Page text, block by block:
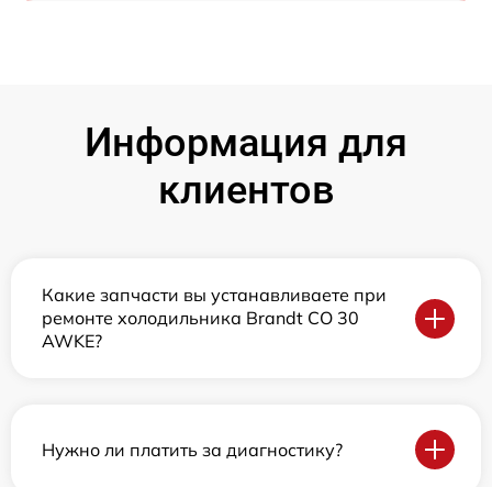
Информация для
клиентов
Какие запчасти вы устанавливаете при
ремонте холодильника Brandt CO 30
AWKE?
Нужно ли платить за диагностику?